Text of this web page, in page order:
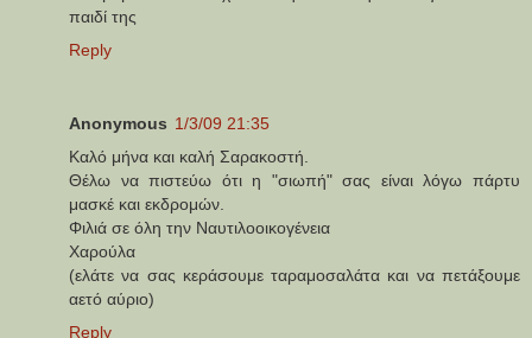
παιδί της
Reply
Anonymous 1/3/09 21:35
Καλό μήνα και καλή Σαρακοστή.
Θέλω να πιστεύω ότι η "σιωπή" σας είναι λόγω πάρτυ
μασκέ και εκδρομών.
Φιλιά σε όλη την Ναυτιλοοικογένεια
Χαρούλα
(ελάτε να σας κεράσουμε ταραμοσαλάτα και να πετάξουμε
αετό αύριο)
Reply